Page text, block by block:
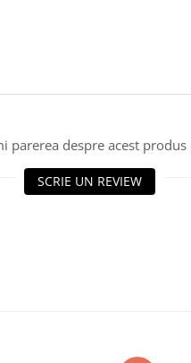
parerea despre acest
SCRIE UN REVIEW